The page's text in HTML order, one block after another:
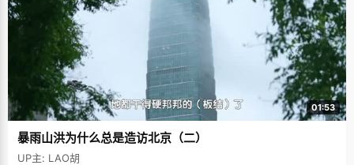
01:53
暴雨山洪为什么总是造访北京（二）
UP主: LAO胡